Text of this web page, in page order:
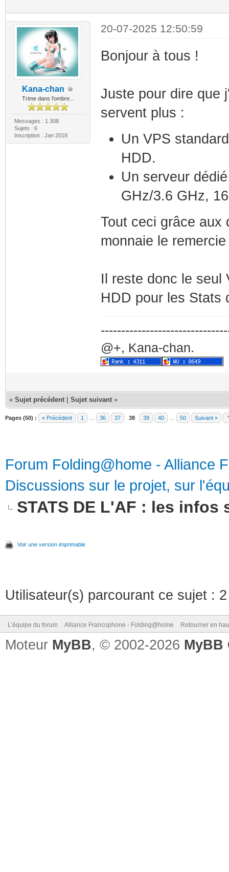
Kana-chan
Trime dans l'ombre...
Messages : 1 308
Sujets : 6
Inscription : Jan 2018
20-07-2025 12:50:59
Bonjour à tous !
Juste pour dire que
servent plus :
Un VPS
HDD.
Un serveur
GHz/3.6 GHz,
Tout ceci grâce aux
monnaie le
Il reste donc le seul
HDD pour les Stats
@+, Kana-chan.
« Sujet précédent Sujet suivant »
Pages (50) : « Précédent 1 36 37 38 39 40 50 Suivant »
Forum Folding@home - Alliance
Discussions sur le projet, sur
STATS DE L'AF : les infos
Voir une version imprimable
Utilisateur(s) parcourant ce sujet :
L’équipe du forum Alliance Francophone - Folding@home Retourner en
Moteur MyBB, © 2002-2026 MyBB